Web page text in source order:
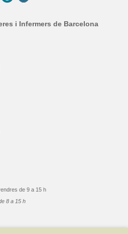
i Infermers de Barcelona
de 9 a 15 h
8 a 15 h